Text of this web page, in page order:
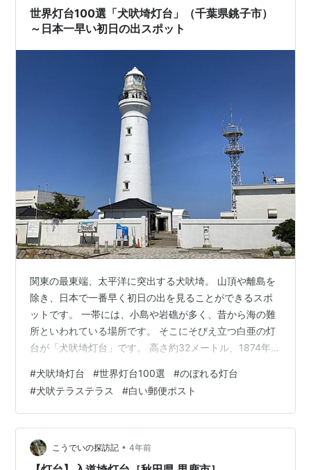
ル式多面閃光レン…
世界灯台100選「犬吠埼灯台」（千葉県銚子市）
～日本一早い初日の出スポット
関東の最東端、太平洋に突出する犬吠埼。 山頂や離島を
除き、日本で一番早く初日の出を見ることができるスポ
ットです。 一帯には、小島や岩礁が多く、昔から海の難
所といわれている場所です。 そこにそびえ立つ白亜の灯
台が「犬吠埼灯台」です。 高さ約32メートル、1874年
選、国の重要文化財にも指定され、日本を代表する灯台
です。 先日、銚子に行った際に立ち寄ってきました。 目
次 犬吠埼灯台 幸せを呼ぶポスト 海を望む 展示館・展示
室 犬吠テラステラス 犬吠埼灯台 三方を海に囲まれ、断
崖絶壁の下の岩礁では荒波が砕け散る犬吠埼。 その関東
最東端の地に…
#犬吠埼灯台 #世界灯台100選 #のぼれる灯台
#犬吠テラステラス #白い郵便ポスト
こうでいの探訪記 • 4年前